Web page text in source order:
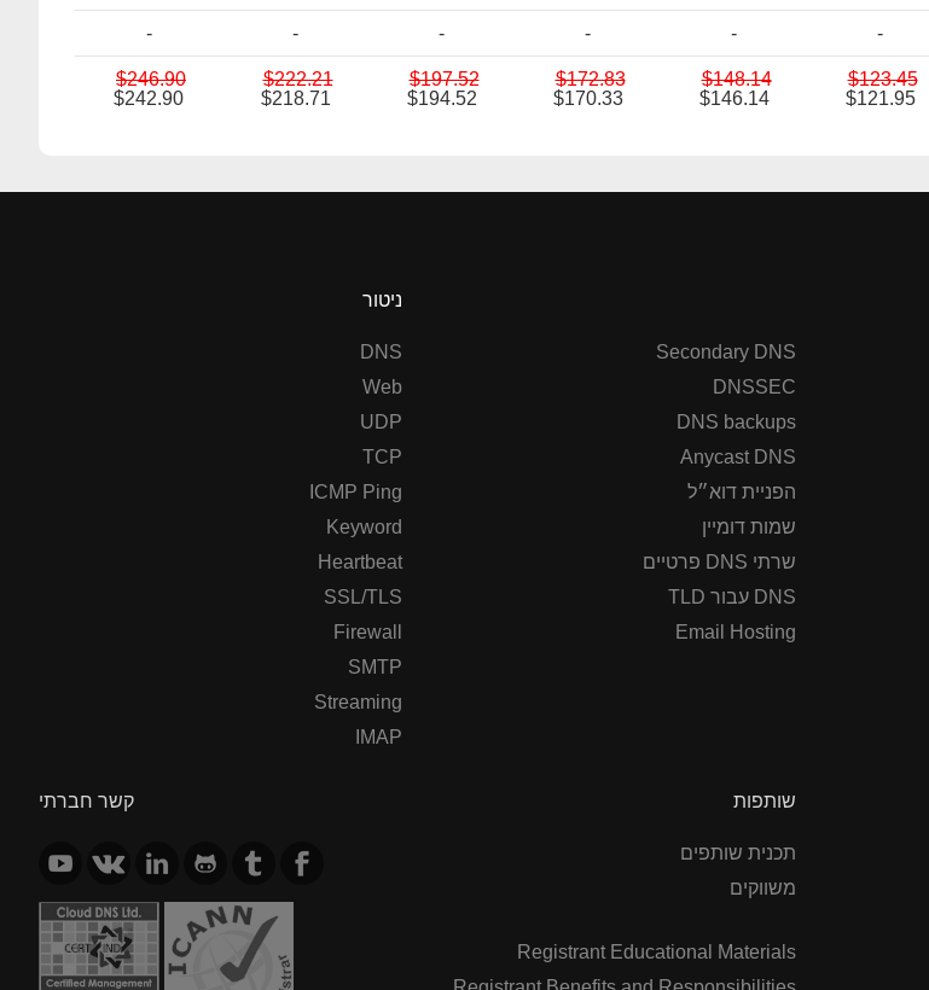
-
-
-
-
-
-
$123.45
$121.95
$148.14
$146.14
$172.83
$170.33
$197.52
$194.52
$222.21
$218.71
$246.90
$242.90
Secondary DNS
DNSSEC
DNS backups
Anycast DNS
הפניית דוא״ל
שמות דומיין
שרתי DNS פרטיים
DNS עבור TLD
Email Hosting
ניטור
DNS
Web
UDP
TCP
ICMP Ping
Keyword
Heartbeat
SSL/TLS
Firewall
SMTP
Streaming
IMAP
שותפות
תכנית שותפים
משווקים
Registrant Educational Materials
קשר חברתי